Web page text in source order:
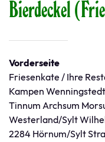
Bierdeckel
Vorderseite
Friesenkate / Ihre
Kampen
Tinnum Archsum
Westerland/Sylt
2284 Hörnum/Sylt